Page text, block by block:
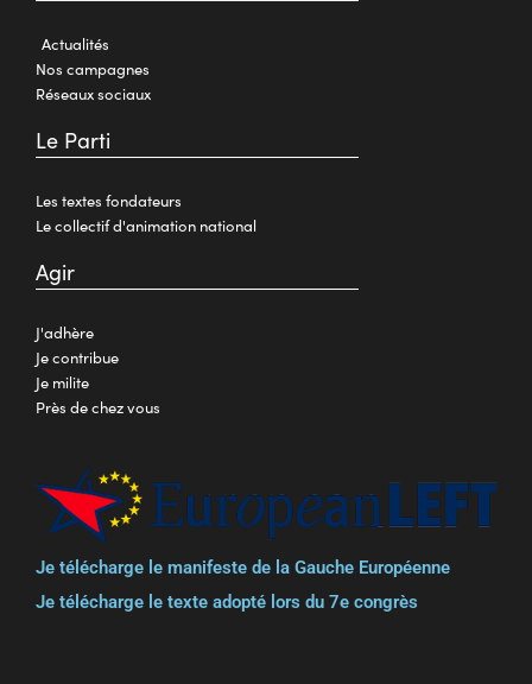
Actualités
Nos campagnes
Réseaux sociaux
Le Parti
Les textes fondateurs
Le collectif d'animation national
Agir
J'adhère
Je contribue
Je milite
Près de chez vous
Je télécharge le manifeste de la Gauche Européenne
Je télécharge le texte adopté lors du 7e congrès